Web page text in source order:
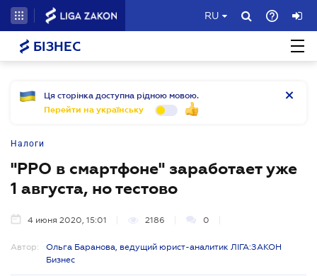
RU
БІЗНЕС
Ця сторінка доступна рідною мовою.
Перейти на українську
Налоги
"РРО в смартфоне" заработает уже
1 августа, но тестово
4 июня 2020, 15:01 2186 0
Автор:
Ольга Баранова, ведущий юрист-аналитик ЛІГА:ЗАКОН
Бизнес